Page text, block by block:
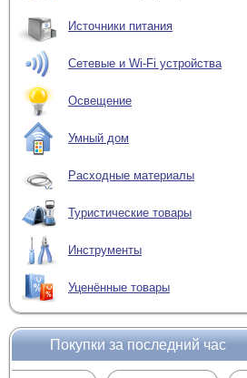
Источники питания
Сетевые и Wi-Fi устройства
Освещение
Умный дом
Расходные материалы
Туристические товары
Инструменты
Уценённые товары
Покупки за последний час